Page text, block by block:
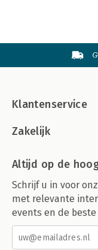
Klantenservice
Zakelijk
Altijd op de
Schrijf u in voor
met relevante
events en de beste